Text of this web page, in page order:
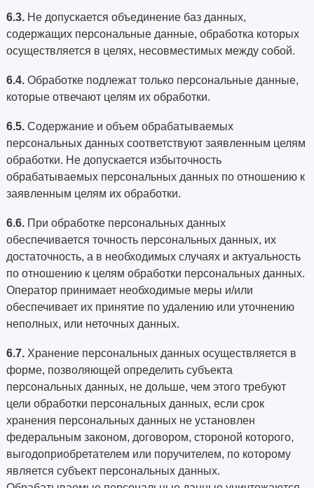
6.3. Не допускается объединение баз данных,
содержащих персональные данные, обработка которых
осуществляется в целях, несовместимых между собой.
6.4. Обработке подлежат только персональные данные,
которые отвечают целям их обработки.
6.5. Содержание и объем обрабатываемых
персональных данных соответствуют заявленным целям
обработки. Не допускается избыточность
обрабатываемых персональных данных по отношению к
заявленным целям их обработки.
6.6. При обработке персональных данных
обеспечивается точность персональных данных, их
достаточность, а в необходимых случаях и актуальность
по отношению к целям обработки персональных данных.
Оператор принимает необходимые меры и/или
обеспечивает их принятие по удалению или уточнению
неполных, или неточных данных.
6.7. Хранение персональных данных осуществляется в
форме, позволяющей определить субъекта
персональных данных, не дольше, чем этого требуют
цели обработки персональных данных, если срок
хранения персональных данных не установлен
федеральным законом, договором, стороной которого,
выгодоприобретателем или поручителем, по которому
является субъект персональных данных.